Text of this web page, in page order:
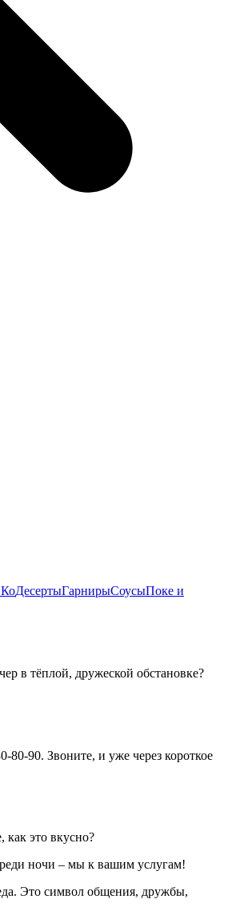
ДесертыГарнирыСоусыПоке и
в тёплой, дружеской обстановке?
90. Звоните, и уже через короткое
как это вкусно?
ночи – мы к вашим услугам!
Это символ общения, дружбы,